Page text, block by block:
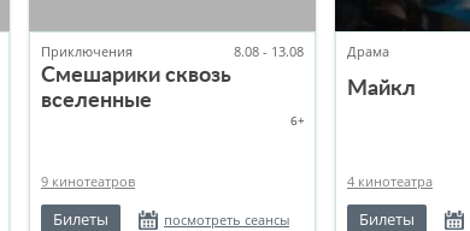
Приключения 8.08 - 13.08
Смешарики сквозь
вселенные
6+
9 кинотеатров
Билеты посмотреть сеансы
Драма
Майкл
4 кинотеатра
Билеты